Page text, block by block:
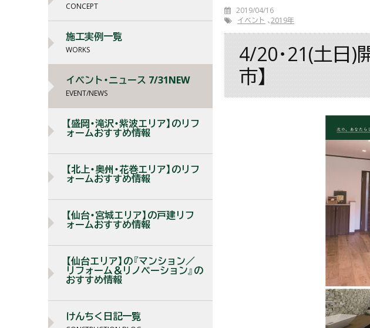
2019/04/16
イベント
2019年
4/20･21(土日)
市】
CONCEPT
施工実例一覧
WORKS
イベント・ニュース 7/31NEW
EVENT/NEWS
【盛岡・滝沢・紫波エリア】のリフ
ォームおすすめ情報
【北上・奥州・花巻エリア】のリフ
ォームおすすめ情報
【仙台・宮城エリア】の戸建リフ
ォームおすすめ情報
【仙台エリア】の『マンション／
リフォーム＆リノベーション』の
おすすめ情報
けんちく日記一覧